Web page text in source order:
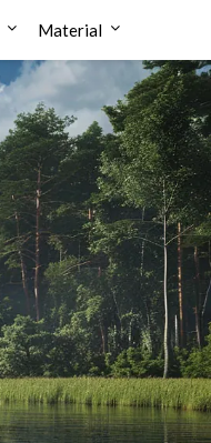
Material